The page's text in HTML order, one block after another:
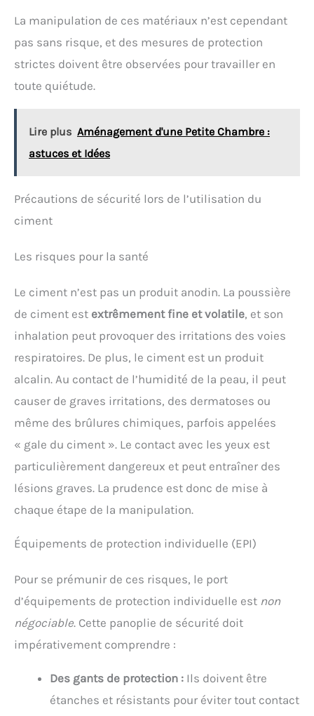
interventions ponctuelles de second œuvre.
MANCHE BI-MATIÈRE POUR UNE PRISE EN MAIN
matières sur la poignée ergonomique réduit la
fatigue lors des applications répétées. Vous gardez
et façonner ciment, plâtre, mortier, colle ou enduit
sur murs, angles et surfaces diverses. Les lames en
inox résistent à la corrosion : un simple rinçage à
RÉNOVATION LÉGÈRE — Ces truelles sont
et petites interventions d'artisans. Non adapté à un
La manipulation de ces matériaux n’est cependant
pas sans risque, et des mesures de protection
strictes doivent être observées pour travailler en
toute quiétude.
Lire plus Aménagement d'une Petite Chambre :
astuces et Idées
Précautions de sécurité lors de l’utilisation du
ciment
Les risques pour la santé
Le ciment n’est pas un produit anodin. La poussière
de ciment est extrêmement fine et volatile, et son
inhalation peut provoquer des irritations des voies
respiratoires. De plus, le ciment est un produit
alcalin. Au contact de l’humidité de la peau, il peut
causer de graves irritations, des dermatoses ou
même des brûlures chimiques, parfois appelées
« gale du ciment ». Le contact avec les yeux est
particulièrement dangereux et peut entraîner des
lésions graves. La prudence est donc de mise à
chaque étape de la manipulation.
Équipements de protection individuelle (EPI)
Pour se prémunir de ces risques, le port
d’équipements de protection individuelle est non
négociable. Cette panoplie de sécurité doit
impérativement comprendre :
Des gants de protection : Ils doivent être
étanches et résistants pour éviter tout contact